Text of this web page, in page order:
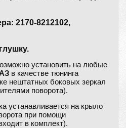
2170-8212102,
установить на любые
в качестве тюнинга
нештатных боковых зеркал
поворота).
устанавливается на крыло
при помощи
в комплект).